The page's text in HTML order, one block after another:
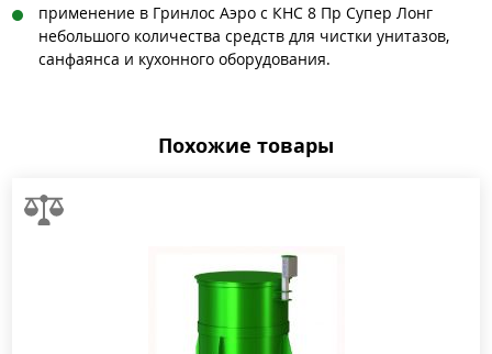
применение в Гринлос Аэро с КНС 8 Пр Супер Лонг
небольшого количества средств для чистки унитазов,
санфаянса и кухонного оборудования.
Похожие товары